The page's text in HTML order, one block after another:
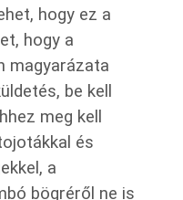
hogy ez a
hogy a
magyarázata
be kell
meg kell
és
a
bögréről ne is